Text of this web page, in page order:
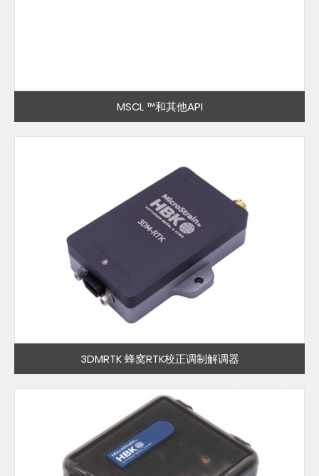
MSCL ™和其他API
3DMRTK 蜂窝RTK校正调制解调器